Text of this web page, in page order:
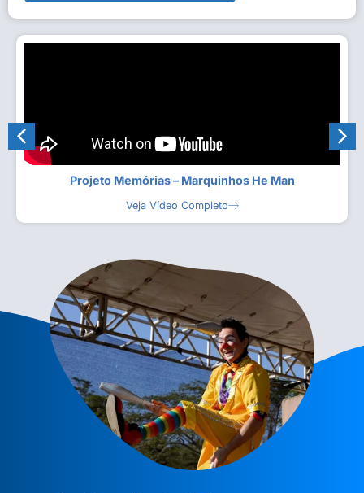
Projeto Memórias – Marquinhos He Man
Veja Vídeo Completo